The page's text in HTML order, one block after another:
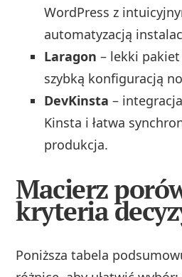
WordPress z
automatyzacją
Laragon – lekki
szybką konfiguracją
DevKinsta –
Kinsta i łatwa
produkcja.
Macierz
kryteria
Poniższa tabela